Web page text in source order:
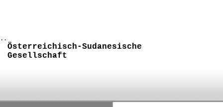
..
Österreichisch-Sudanesische
Gesellschaft